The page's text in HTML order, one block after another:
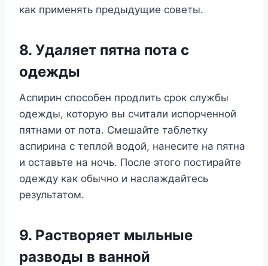
как применять предыдущие советы.
8. Удаляет пятна пота с
одежды
Аспирин способен продлить срок службы
одежды, которую вы считали испорченной
пятнами от пота. Смешайте таблетку
аспирина с теплой водой, нанесите на пятна
и оставьте на ночь. После этого постирайте
одежду как обычно и наслаждайтесь
результатом.
9. Растворяет мыльные
разводы в ванной